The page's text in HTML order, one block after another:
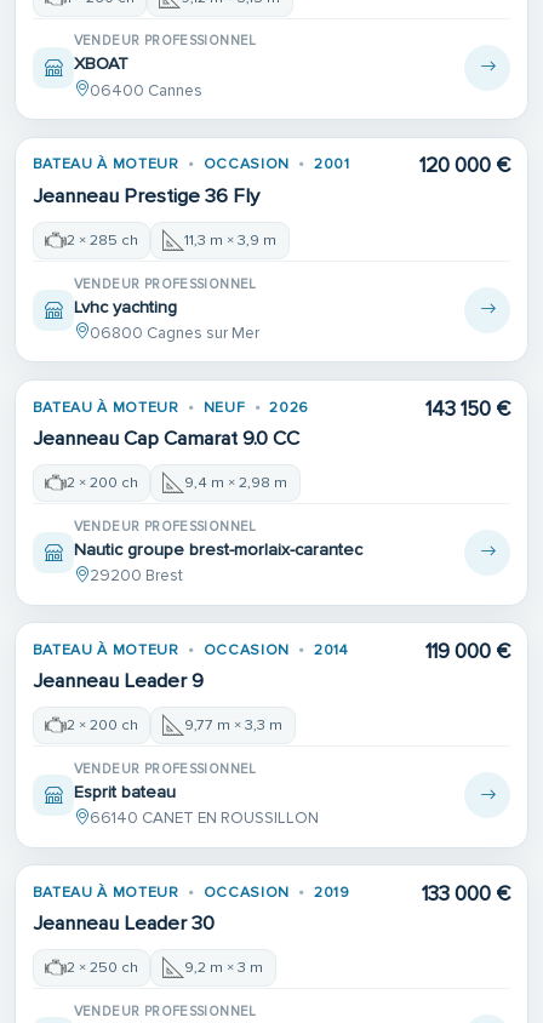
VENDEUR PROFESSIONNEL
XBOAT
06400 Cannes
BATEAU À MOTEUR OCCASION 2001
Jeanneau Prestige 36 Fly
120 000 €
2 × 285 ch 11,3 m × 3,9 m
VENDEUR PROFESSIONNEL
Lvhc yachting
06800 Cagnes sur Mer
BATEAU À MOTEUR NEUF 2026
Jeanneau Cap Camarat 9.0 CC
143 150 €
2 × 200 ch 9,4 m × 2,98 m
VENDEUR PROFESSIONNEL
Nautic groupe brest-morlaix-carantec
29200 Brest
BATEAU À MOTEUR OCCASION 2014
Jeanneau Leader 9
119 000 €
2 × 200 ch 9,77 m × 3,3 m
VENDEUR PROFESSIONNEL
Esprit bateau
66140 CANET EN ROUSSILLON
BATEAU À MOTEUR OCCASION 2019
Jeanneau Leader 30
133 000 €
2 × 250 ch 9,2 m × 3 m
VENDEUR PROFESSIONNEL